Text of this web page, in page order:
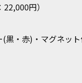
円）
・赤)・マグネッ